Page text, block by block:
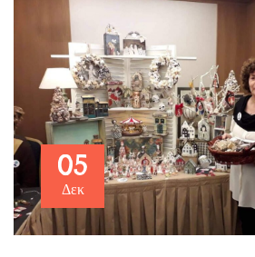
05
Δεκ